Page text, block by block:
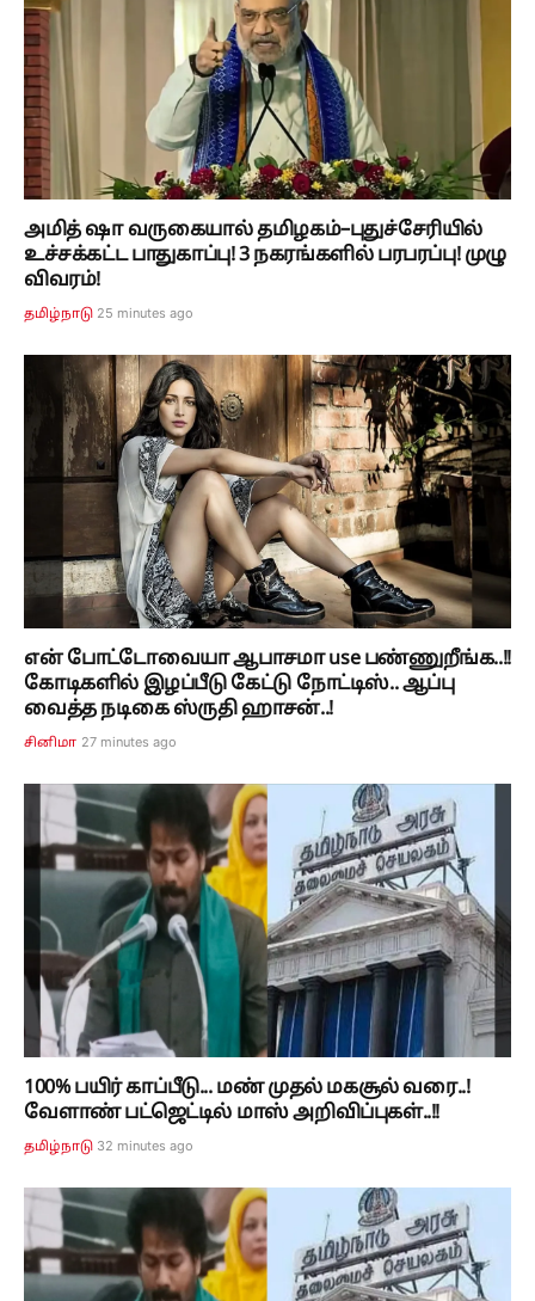
அமித் ஷா வருகையால் தமிழகம்–புதுச்சேரியில்
உச்சக்கட்ட பாதுகாப்பு! 3 நகரங்களில் பரபரப்பு! முழு
விவரம்!
தமிழ்நாடு 25 minutes ago
என் போட்டோவையா ஆபாசமா use பண்ணுறீங்க..!!
கோடிகளில் இழப்பீடு கேட்டு நோட்டிஸ்.. ஆப்பு
வைத்த நடிகை ஸ்ருதி ஹாசன்..!
சினிமா 27 minutes ago
100% பயிர் காப்பீடு... மண் முதல் மகசூல் வரை..!
வேளாண் பட்ஜெட்டில் மாஸ் அறிவிப்புகள்..!!
தமிழ்நாடு 32 minutes ago